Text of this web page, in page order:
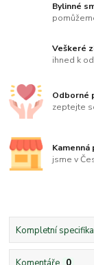
Bylinné
Veškeré
ihned k
Odborné
zeptejte
Kamenná
jsme v
Kompletní